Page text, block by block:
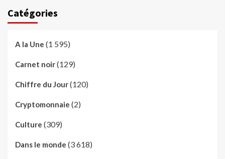
Catégories
A la Une (1 595)
Carnet noir(129)
Chiffre du Jour(120)
Cryptomonnaie (2)
Culture (309)
Dans le monde (3 618)